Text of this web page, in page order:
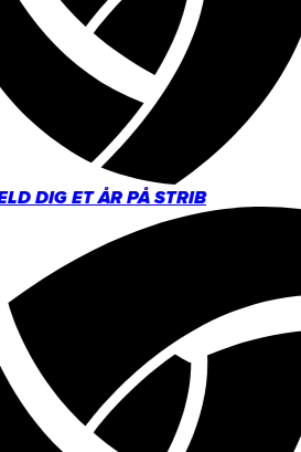
DIG ET ÅR PÅ STRIB